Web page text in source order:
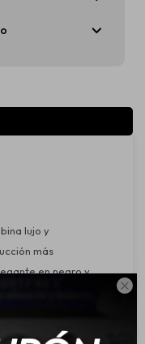

lujo y
más
en negro y
asegura un
cada trayecto.
estándar.